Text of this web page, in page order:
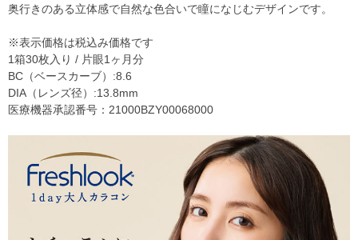
奥行きのある立体感で自然な色合いで瞳になじむデザインです。
※表示価格は税込み価格です
1箱30枚入り / 片眼1ヶ月分
BC（ベースカーブ）:8.6
DIA（レンズ径）:13.8mm
医療機器承認番号：21000BZY00068000